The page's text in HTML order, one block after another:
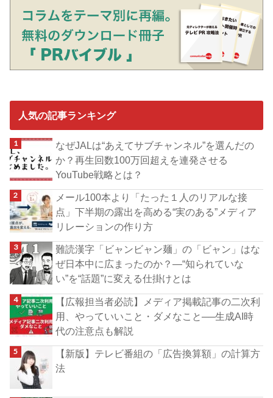
人気の記事ランキング
なぜJALは“あえてサブチャンネル”を選んだの
か？再生回数100万回超えを連発させる
YouTube戦略とは？
メール100本より「たった１人のリアルな接
点」下半期の露出を高める“実のある”メディア
リレーションの作り方
難読漢字「ビャンビャン麺」の「ビャン」はな
ぜ日本中に広まったのか？―“知られていな
い”を“話題”に変える仕掛けとは
【広報担当者必読】メディア掲載記事の二次利
用、やっていいこと・ダメなこと──生成AI時
代の注意点も解説
【新版】テレビ番組の「広告換算額」の計算方
法